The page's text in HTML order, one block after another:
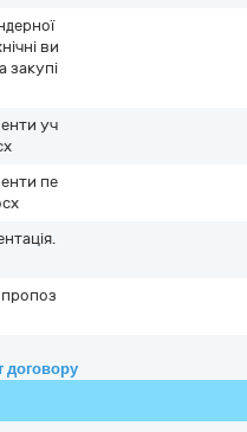
ви
закупі
уч
пе
договору